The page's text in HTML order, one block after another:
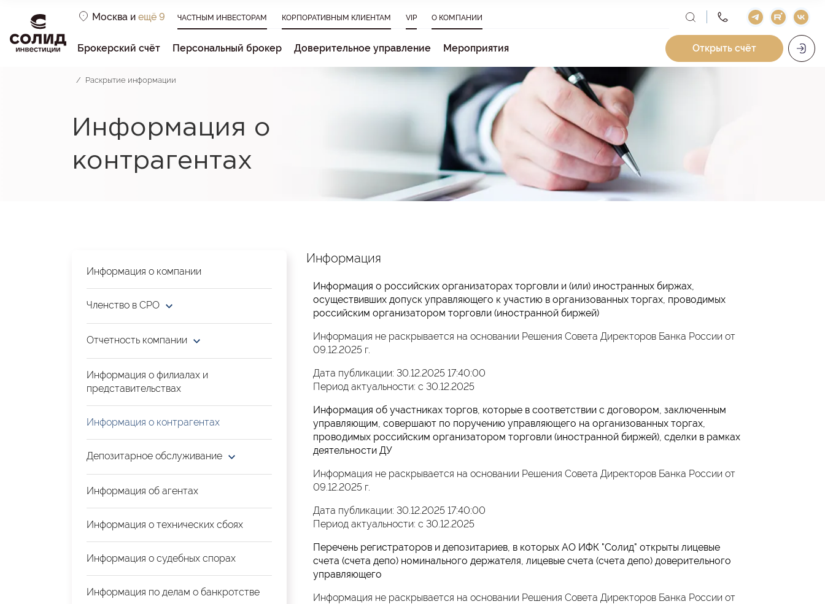
Москва и ещё 9 ЧАСТНЫМ ИНВЕСТОРАМ КОРПОРАТИВНЫМ КЛИЕНТАМ VIP О КОМПАНИИ
Брокерский счёт Персональный брокер Доверительное управление Мероприятия Открыть счёт
Раскрытие информации
Информация о
контрагентах
Информация о компании
Членство в СРО
Отчетность компании
Информация о филиалах и
представительствах
Информация о контрагентах
Депозитарное обслуживание
Информация об агентах
Информация о технических сбоях
Информация о судебных спорах
Информация по делам о банкротстве
Информация
Информация о российских организаторах торговли и (или) иностранных биржах,
осуществивших допуск управляющего к участию в организованных торгах, проводимых
российским организатором торговли (иностранной биржей)
Информация не раскрывается на основании Решения Совета Директоров Банка России от
09.12.2025 г.
Дата публикации: 30.12.2025 17:40:00
Период актуальности: с 30.12.2025
Информация об участниках торгов, которые в соответствии с договором, заключенным
управляющим, совершают по поручению управляющего на организованных торгах,
проводимых российским организатором торговли (иностранной биржей), сделки в рамках
деятельности ДУ
Информация не раскрывается на основании Решения Совета Директоров Банка России от
09.12.2025 г.
Дата публикации: 30.12.2025 17:40:00
Период актуальности: с 30.12.2025
Перечень регистраторов и депозитариев, в которых АО ИФК "Солид" открыты лицевые
счета (счета депо) номинального держателя, лицевые счета (счета депо) доверительного
управляющего
Информация не раскрывается на основании Решения Совета Директоров Банка России от